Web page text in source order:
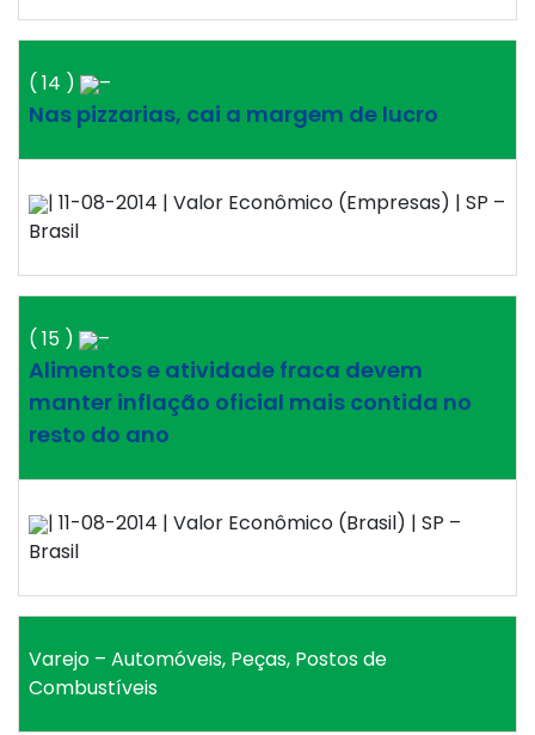
( 14 ) –
Nas pizzarias, cai a margem de lucro
| 11-08-2014 | Valor Econômico (Empresas) | SP –
Brasil
( 15 ) –
Alimentos e atividade fraca devem
manter inflação oficial mais contida no
resto do ano
| 11-08-2014 | Valor Econômico (Brasil) | SP –
Brasil
Varejo – Automóveis, Peças, Postos de
Combustíveis